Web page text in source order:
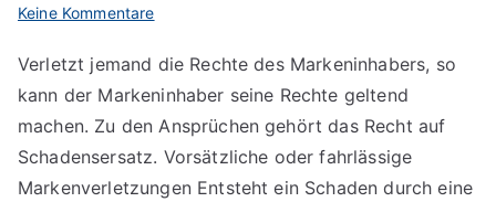
Keine Kommentarezu
bei
Markenverletzung
Verletzt jemand die Rechte des Markeninhabers, so
kann der Markeninhaber seine Rechte geltend
machen. Zu den Ansprüchen gehört das Recht auf
Schadensersatz. Vorsätzliche oder fahrlässige
Markenverletzungen Entsteht ein Schaden durch eine